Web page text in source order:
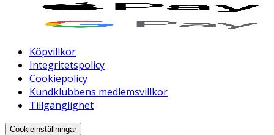
Köpvillkor
Integritetspolicy
Cookiepolicy
Kundklubbens medlemsvillkor
Tillgänglighet
Cookieinställningar